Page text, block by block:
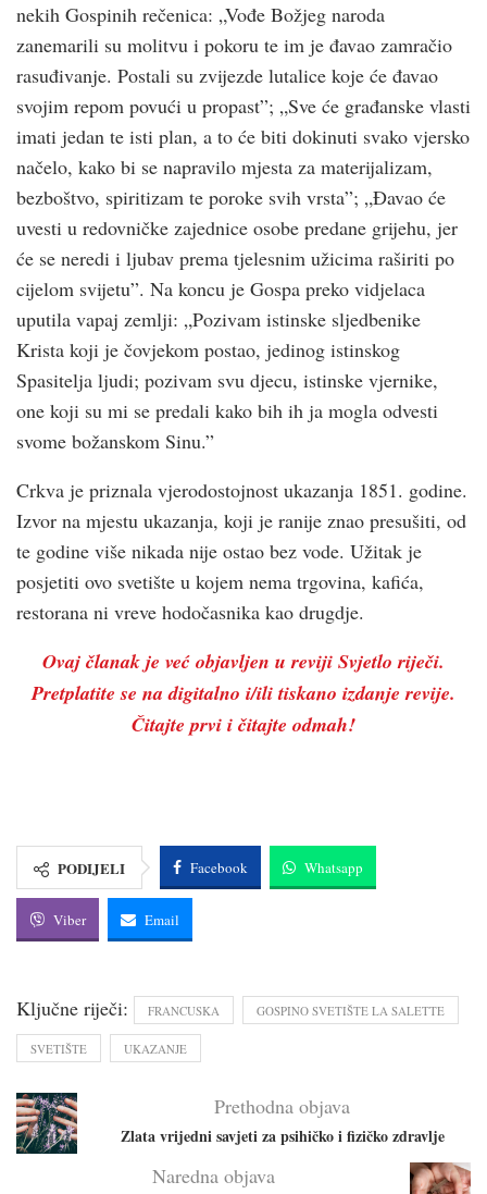
nekih Gospinih rečenica: „Vođe Božjeg naroda
zanemarili su molitvu i pokoru te im je đavao zamračio
rasuđivanje. Postali su zvijezde lutalice koje će đavao
svojim repom povući u propast”; „Sve će građanske vlasti
imati jedan te isti plan, a to će biti dokinuti svako vjersko
načelo, kako bi se napravilo mjesta za materijalizam,
bezboštvo, spiritizam te poroke svih vrsta”; „Đavao će
uvesti u redovničke zajednice osobe predane grijehu, jer
će se neredi i ljubav prema tjelesnim užicima raširiti po
cijelom svijetu”. Na koncu je Gospa preko vidjelaca
uputila vapaj zemlji: „Pozivam istinske sljedbenike
Krista koji je čovjekom postao, jedinog istinskog
Spasitelja ljudi; pozivam svu djecu, istinske vjernike,
one koji su mi se predali kako bih ih ja mogla odvesti
svome božanskom Sinu.”
Crkva je priznala vjerodostojnost ukazanja 1851. godine.
Izvor na mjestu ukazanja, koji je ranije znao presušiti, od
te godine više nikada nije ostao bez vode. Užitak je
posjetiti ovo svetište u kojem nema trgovina, kafića,
restorana ni vreve hodočasnika kao drugdje.
Ovaj članak je već objavljen u reviji Svjetlo riječi.
Pretplatite se na digitalno i/ili tiskano izdanje revije.
Čitajte prvi i čitajte odmah!
PODIJELI Facebook Whatsapp
Viber Email
Ključne riječi: FRANCUSKA GOSPINO SVETIŠTE LA SALETTE
SVETIŠTE UKAZANJE
Prethodna objava
Zlata vrijedni savjeti za psihičko i fizičko zdravlje
Naredna objava